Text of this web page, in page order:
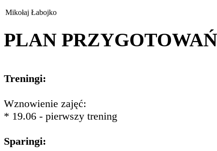
Mikołaj Łabojko
PLAN PRZYGOTOWAŃ
Treningi:
Wznowienie zajęć:
* 19.06 - pierwszy trening
Sparingi: